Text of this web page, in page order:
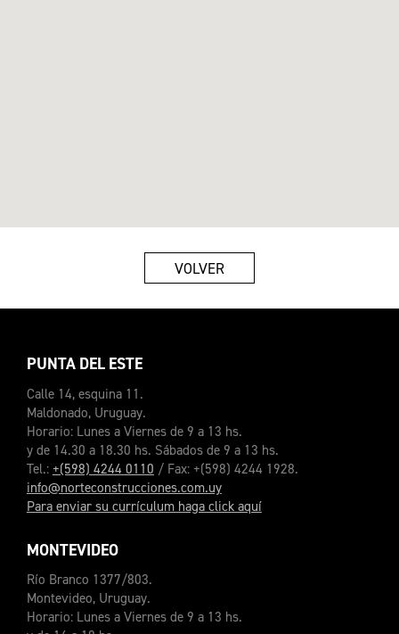
VOLVER
PUNTA DEL ESTE
Calle 14, esquina 11.
Maldonado, Uruguay.
Horario: Lunes a Viernes de 9 a 13 hs.
y de 14.30 a 18.30 hs. Sábados de 9 a 13 hs.
Tel.: +(598) 4244 0110 / Fax: +(598) 4244 1928.
info@norteconstrucciones.com.uy
Para enviar su currículum haga click aquí
MONTEVIDEO
Río Branco 1377/803.
Montevideo, Uruguay.
Horario: Lunes a Viernes de 9 a 13 hs.